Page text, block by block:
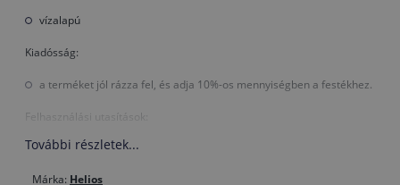
vízalapú
Kiadósság:
a terméket jól rázza fel, és adja 10%-os mennyiségben a festékhez.
Felhasználási utasítások:
beltéri, kültéri és mennyezeti felületek
használat előtt keverje fel
További részletek...
Márka: Helios